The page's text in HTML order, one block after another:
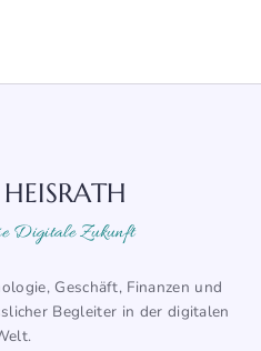
Digitale Zukunft
Geschäft, Finanzen und
Begleiter in der digitalen